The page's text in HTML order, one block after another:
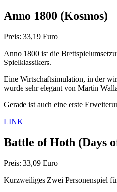
Anno 1800 (Kosmos)
Preis: 33,19 Euro
Anno 1800 ist die
Spielklassikers.
Eine Wirtschaftsimulation, in der
wurde sehr elegant von Martin
Gerade ist auch eine erste
LINK
Battle of Hoth (Days
Preis: 33,09 Euro
Kurzweiliges Zwei Personenspiel